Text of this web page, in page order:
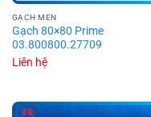
GẠCH MEN
Gạch 80×80 Prime
03.800800.27709
Liên hệ